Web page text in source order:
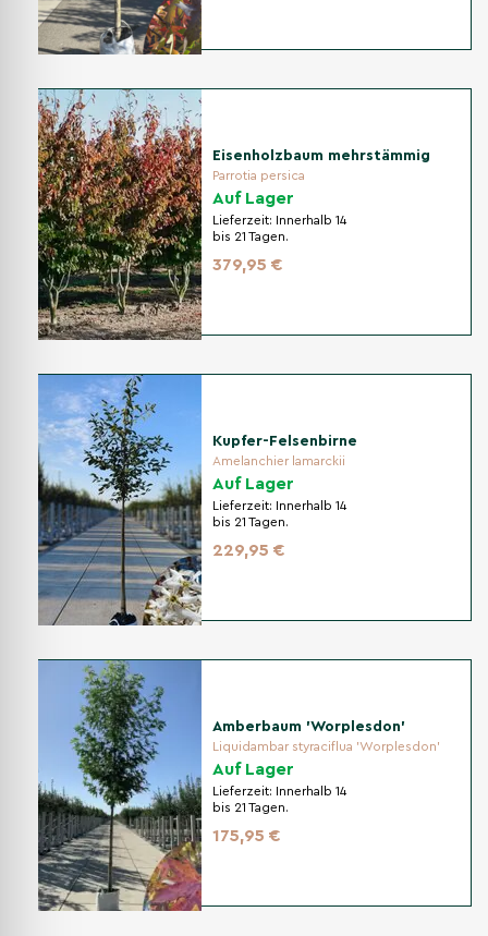
Eisenholzbaum mehrstämmig
Parrotia persica
Auf Lager
Lieferzeit:
Innerhalb 14
bis 21 Tagen.
379,95 €
Kupfer-Felsenbirne
Amelanchier lamarckii
Auf Lager
Lieferzeit:
Innerhalb 14
bis 21 Tagen.
229,95 €
Amberbaum 'Worplesdon'
Liquidambar styraciflua 'Worplesdon'
Auf Lager
Lieferzeit:
Innerhalb 14
bis 21 Tagen.
175,95 €